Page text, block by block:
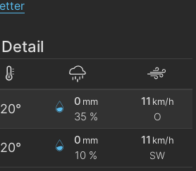
20°
0 mm
35 %
11 km/h
O
20°
0 mm
10 %
11 km/h
SW